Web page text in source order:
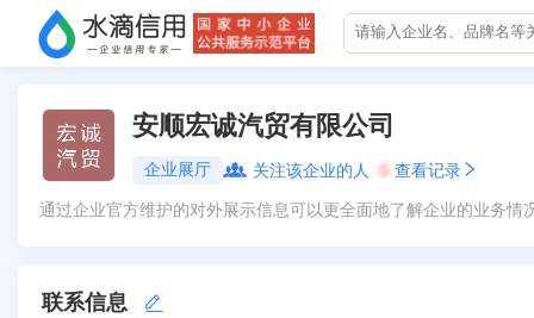
安顺宏诚汽贸有限公司
企业展厅 关注该企业的人 0 查看记录
通过企业官方维护的对外展示信息可以更全面地了解企业的业务
联系信息